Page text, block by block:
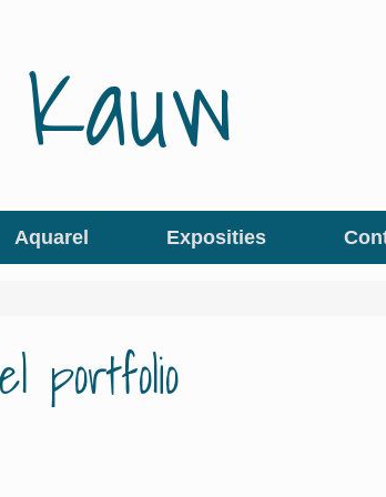
Aquarel Exposities
portfolio